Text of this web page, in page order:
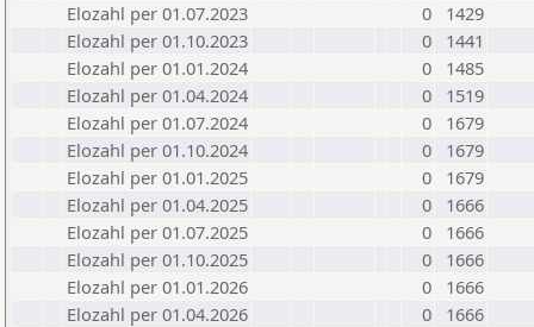
Elozahl per 01.07.2023
0
1429
Elozahl per 01.10.2023
0
1441
Elozahl per 01.01.2024
0
1485
Elozahl per 01.04.2024
0
1519
Elozahl per 01.07.2024
0
1679
Elozahl per 01.10.2024
0
1679
Elozahl per 01.01.2025
0
1679
Elozahl per 01.04.2025
0
1666
Elozahl per 01.07.2025
0
1666
Elozahl per 01.10.2025
0
1666
Elozahl per 01.01.2026
0
1666
Elozahl per 01.04.2026
0
1666